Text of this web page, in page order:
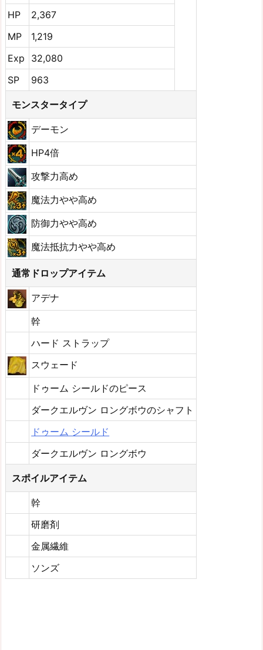
HP
2,367
MP
1,219
Exp
32,080
SP
963
モンスタータイプ
デーモン
HP4倍
攻撃力高め
魔法力やや高め
防御力やや高め
魔法抵抗力やや高め
通常ドロップアイテム
アデナ
幹
ハード ストラップ
スウェード
ドゥーム シールドのピース
ダークエルヴン ロングボウのシャフト
ドゥーム シールド
ダークエルヴン ロングボウ
スポイルアイテム
幹
研磨剤
金属繊維
ソンズ